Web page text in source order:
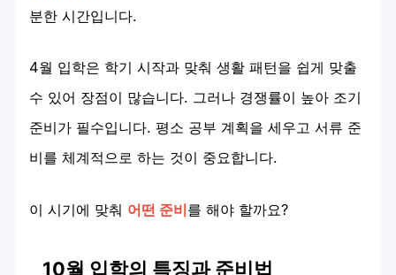
분한 시간입니다.
4월 입학은 학기 시작과 맞춰 생활 패턴을 쉽게 맞출
수 있어 장점이 많습니다. 그러나 경쟁률이 높아 조기
준비가 필수입니다. 평소 공부 계획을 세우고 서류 준
비를 체계적으로 하는 것이 중요합니다.
이 시기에 맞춰 어떤 준비를 해야 할까요?
10월 입학의 특징과 준비법